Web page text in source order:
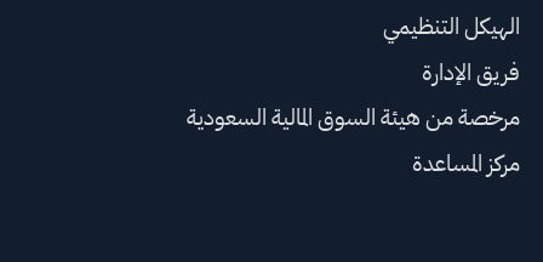
الهيكل التنظيمي
فريق الإدارة
مرخصة من هيئة السوق المالية السعودية
مركز المساعدة